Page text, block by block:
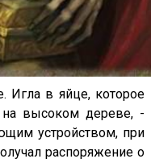
Игла в яйце, которое
высоком дереве, -
устройством, при
распоряжение о